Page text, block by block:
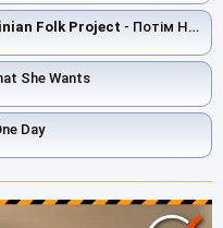
Folk Project - Потім Не Буде
She Wants
Day